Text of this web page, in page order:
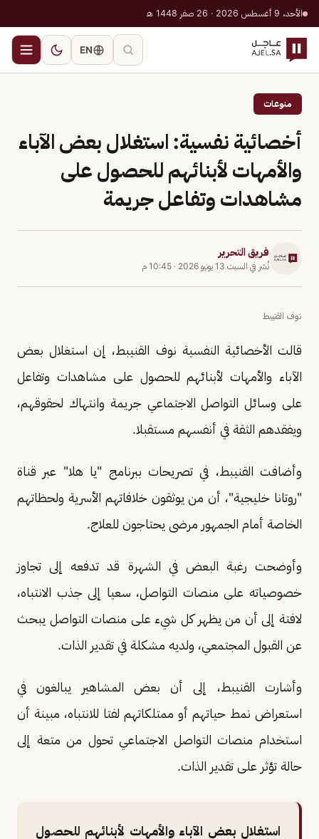
الأحد، 9 أغسطس 2026 · 26 صفر 1448 هـ
EN
منوعات
أخصائية نفسية: استغلال بعض الآباء
والأمهات لأبنائهم للحصول على
مشاهدات وتفاعل جريمة
فريق التحرير
نُشر في السبت 13 يونيو 2026 · 10:45 م
نوف القنيبط
قالت الأخصائية النفسية نوف القنيبط، إن استغلال بعض
الآباء والأمهات لأبنائهم للحصول على مشاهدات وتفاعل
على وسائل التواصل الاجتماعي جريمة وانتهاك لحقوقهم،
ويفقدهم الثقة في أنفسهم مستقبلا.
وأضافت القنيبط، في تصريحات ببرنامج "يا هلا" عبر قناة
"روتانا خليجية"، أن من يوثقون خلافاتهم الأسرية ولحظاتهم
الخاصة أمام الجمهور مرضى يحتاجون للعلاج.
وأوضحت رغبة البعض في الشهرة قد تدفعه إلى تجاوز
خصوصياته على منصات التواصل، سعيا إلى جذب الانتباه،
لافتة إلى أن من يظهر كل شيء على منصات التواصل يبحث
عن القبول المجتمعي، ولديه مشكلة في تقدير الذات.
وأشارت القنيبط، إلى أن بعض المشاهير يبالغون في
استعراض نمط حياتهم أو ممتلكاتهم لفتا للانتباه، مبينة أن
استخدام منصات التواصل الاجتماعي تحول من متعة إلى
حالة تؤثر على تقدير الذات.
استغلال بعض الآباء والأمهات لأبنائهم للحصول